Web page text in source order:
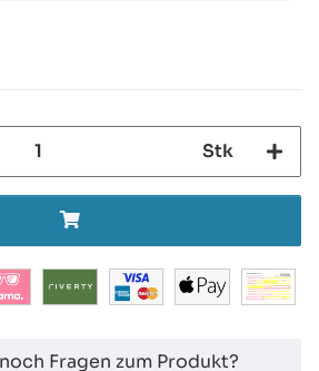
Stk
Fragen zum Produkt?